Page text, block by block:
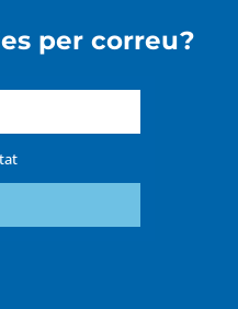
per correu?